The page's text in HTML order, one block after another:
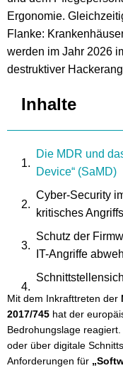
Ergonomie.
Flanke:
werden im Jahr 2026
destruktiver
Inhalte
Die MDR und
Device“ (SaMD)
Cyber-Security
kritisches
Schutz der
IT-Angriffe
Das
Sicherheits-
Der
Mit dem Inkrafttreten der
2017/745 hat der
Bedrohungslage
oder über digitale
Anforderungen für